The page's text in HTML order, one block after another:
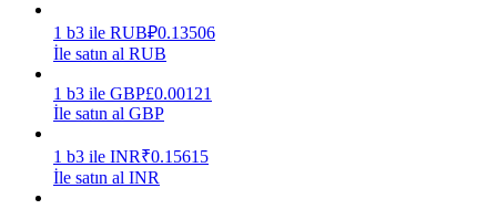
Power Piggy
1 b3 ile RUB₽0.13506
İle satın al RUB
1 b3 ile GBP£0.00121
İle satın al GBP
1 b3 ile INR₹0.15615
İle satın al INR